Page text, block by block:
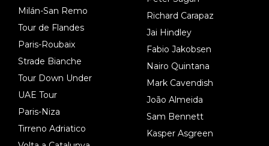
Milán-San Remo
Tour de Flandes
Paris-Roubaix
Strade Bianche
Tour Down Under
UAE Tour
Paris-Niza
Tirreno Adriatico
Richard Carapaz
Jai Hindley
Fabio Jakobsen
Nairo Quintana
Mark Cavendish
João Almeida
Sam Bennett
Kasper Asgreen